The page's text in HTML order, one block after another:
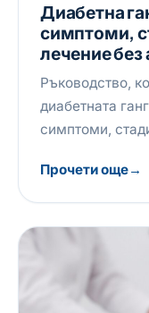
Диабетна
симптоми,
лечение
Ръководство,
диабетната
симптоми,
Прочети още